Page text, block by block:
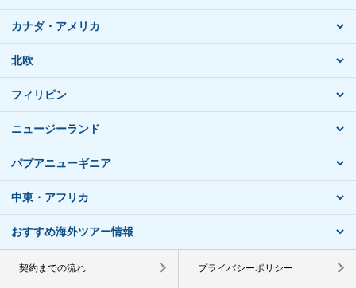
カナダ・アメリカ
北欧
フィリピン
ニュージーランド
パプアニューギニア
中東・アフリカ
おすすめ海外ツアー情報
契約までの流れ プライバシーポリシー